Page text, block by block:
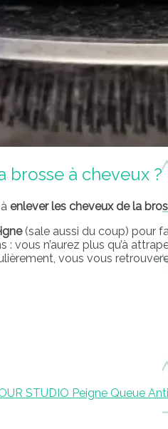
brosse à cheveux ?
enlever les cheveux de la
(sale aussi du coup) pour
: vous n’aurez plus qu’à
vous vous
STUDIO Peigne Queue